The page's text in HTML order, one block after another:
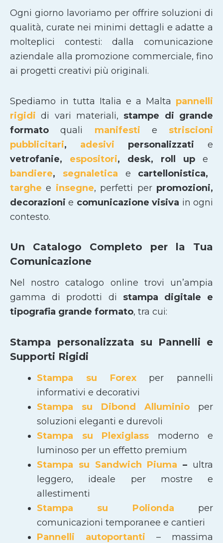
Ogni giorno lavoriamo per offrire soluzioni di
qualità, curate nei minimi dettagli e adatte a
molteplici contesti: dalla comunicazione
aziendale alla promozione commerciale, fino
ai progetti creativi più originali.
Spediamo in tutta Italia e a Malta pannelli
rigididi vari materiali, stampe di grande
formatoquali manifesti e striscioni
pubblicitari, adesivi personalizzati e
vetrofanie, espositori, desk, roll up e
bandiere, segnaletica e cartellonistica,
targhee insegne, perfetti per promozioni,
decorazionie comunicazione visiva in ogni
contesto.
Un Catalogo Completo per la Tua
Comunicazione
Nel nostro catalogo online trovi un’ampia
gamma di prodotti di stampa digitale e
tipografia grande formato, tra cui:
Stampa personalizzata su Pannelli e
Supporti Rigidi
Stampa su Forexper pannelli
informativi e decorativi
Stampa su Dibond Alluminio per
soluzioni eleganti e durevoli
Stampa su Plexiglass moderno e
luminoso per un effetto premium
Stampa su Sandwich Piuma – ultra
leggero, ideale per mostre e
allestimenti
Stampa su Polionda per
comunicazioni temporanee e cantieri
Pannelli autoportanti – massima